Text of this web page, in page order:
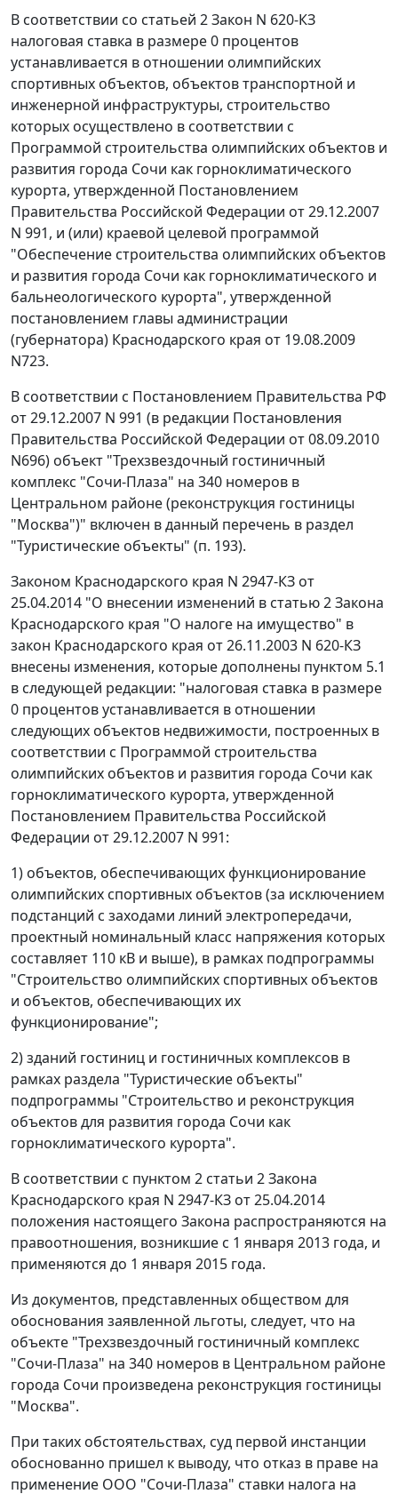
В соответствии со статьей 2 Закон N 620-КЗ
налоговая ставка в размере 0 процентов
устанавливается в отношении олимпийских
спортивных объектов, объектов транспортной и
инженерной инфраструктуры, строительство
которых осуществлено в соответствии с
Программой строительства олимпийских объектов и
развития города Сочи как горноклиматического
курорта, утвержденной Постановлением
Правительства Российской Федерации от 29.12.2007
N 991, и (или) краевой целевой программой
"Обеспечение строительства олимпийских объектов
и развития города Сочи как горноклиматического и
бальнеологического курорта", утвержденной
постановлением главы администрации
(губернатора) Краснодарского края от 19.08.2009
N723.
В соответствии с Постановлением Правительства РФ
от 29.12.2007 N 991 (в редакции Постановления
Правительства Российской Федерации от 08.09.2010
N696) объект "Трехзвездочный гостиничный
комплекс "Сочи-Плаза" на 340 номеров в
Центральном районе (реконструкция гостиницы
"Москва")" включен в данный перечень в раздел
"Туристические объекты" (п. 193).
Законом Краснодарского края N 2947-КЗ от
25.04.2014 "О внесении изменений в статью 2 Закона
Краснодарского края "О налоге на имущество" в
закон Краснодарского края от 26.11.2003 N 620-КЗ
внесены изменения, которые дополнены пунктом 5.1
в следующей редакции: "налоговая ставка в размере
0 процентов устанавливается в отношении
следующих объектов недвижимости, построенных в
соответствии с Программой строительства
олимпийских объектов и развития города Сочи как
горноклиматического курорта, утвержденной
Постановлением Правительства Российской
Федерации от 29.12.2007 N 991:
1) объектов, обеспечивающих функционирование
олимпийских спортивных объектов (за исключением
подстанций с заходами линий электропередачи,
проектный номинальный класс напряжения которых
составляет 110 кВ и выше), в рамках подпрограммы
"Строительство олимпийских спортивных объектов
и объектов, обеспечивающих их
функционирование";
2) зданий гостиниц и гостиничных комплексов в
рамках раздела "Туристические объекты"
подпрограммы "Строительство и реконструкция
объектов для развития города Сочи как
горноклиматического курорта".
В соответствии с пунктом 2 статьи 2 Закона
Краснодарского края N 2947-КЗ от 25.04.2014
положения настоящего Закона распространяются на
правоотношения, возникшие с 1 января 2013 года, и
применяются до 1 января 2015 года.
Из документов, представленных обществом для
обоснования заявленной льготы, следует, что на
объекте "Трехзвездочный гостиничный комплекс
"Сочи-Плаза" на 340 номеров в Центральном районе
города Сочи произведена реконструкция гостиницы
"Москва".
При таких обстоятельствах, суд первой инстанции
обоснованно пришел к выводу, что отказ в праве на
применение ООО "Сочи-Плаза" ставки налога на